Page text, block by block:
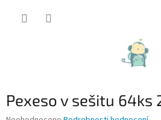
Pexeso v sešitu 64ks